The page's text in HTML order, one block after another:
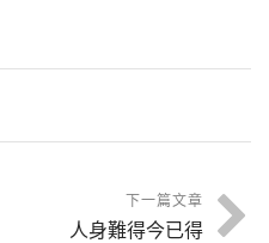
下一篇文章
人身難得今已得